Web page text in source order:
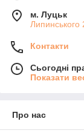
м. Луцьк
Липинського
Контакти
Сьогодні
Показати
Про нас